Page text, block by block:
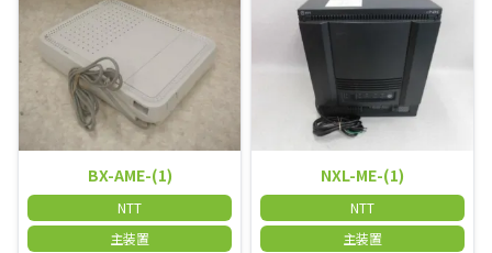
BX-AME-(1)
NTT
主装置
NXL-ME-(1)
NTT
主装置